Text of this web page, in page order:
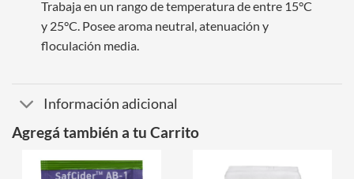
Trabaja en un rango de temperatura de entre 15°C
y 25°C. Posee aroma neutral, atenuación y
floculación media.
Información adicional
Agregá también a tu Carrito